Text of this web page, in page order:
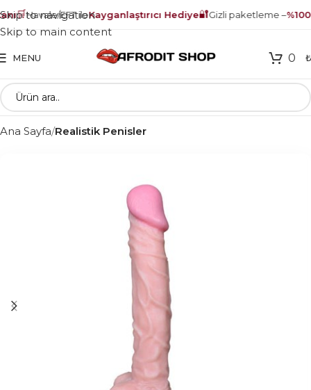
🛒Havale/EFT ileKayganlaştırıcı Hediye🔐Gizli paketleme –%100
Skip to navigation
Skip to main content
MENU 0 ₺
Ana Sayfa Realistik Penisler